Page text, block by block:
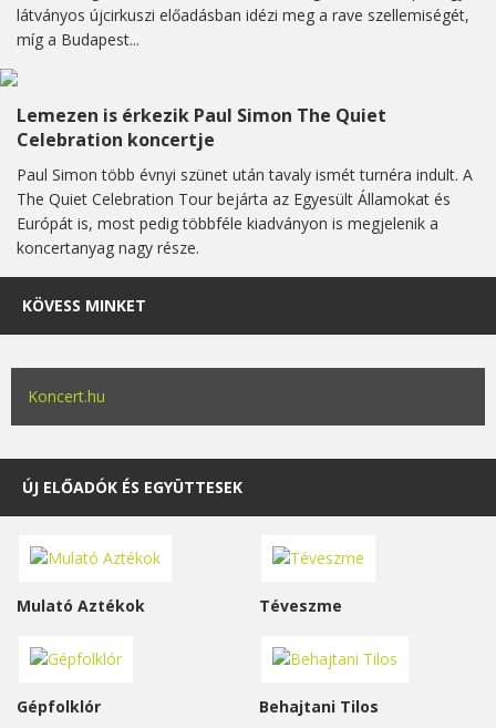
látványos újcirkuszi előadásban idézi meg a rave szellemiségét,
míg a Budapest...
Lemezen is érkezik Paul Simon The Quiet
Celebration koncertje
Paul Simon több évnyi szünet után tavaly ismét turnéra indult. A
The Quiet Celebration Tour bejárta az Egyesült Államokat és
Európát is, most pedig többféle kiadványon is megjelenik a
koncertanyag nagy része.
KÖVESS MINKET
Koncert.hu
ÚJ ELŐADÓK ÉS EGYÜTTESEK
Mulató Aztékok Téveszme
Gépfolklór Behajtani Tilos